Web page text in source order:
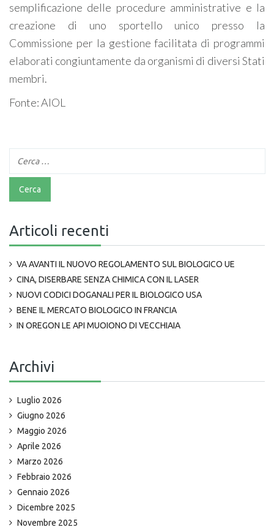
semplificazione delle procedure amministrative e la
creazione di uno sportello unico presso la
Commissione per la gestione facilitata di programmi
elaborati congiuntamente da organismi di diversi Stati
membri.
Fonte: AIOL
Articoli recenti
VA AVANTI IL NUOVO REGOLAMENTO SUL BIOLOGICO UE
CINA, DISERBARE SENZA CHIMICA CON IL LASER
NUOVI CODICI DOGANALI PER IL BIOLOGICO USA
BENE IL MERCATO BIOLOGICO IN FRANCIA
IN OREGON LE API MUOIONO DI VECCHIAIA
Archivi
Luglio 2026
Giugno 2026
Maggio 2026
Aprile 2026
Marzo 2026
Febbraio 2026
Gennaio 2026
Dicembre 2025
Novembre 2025